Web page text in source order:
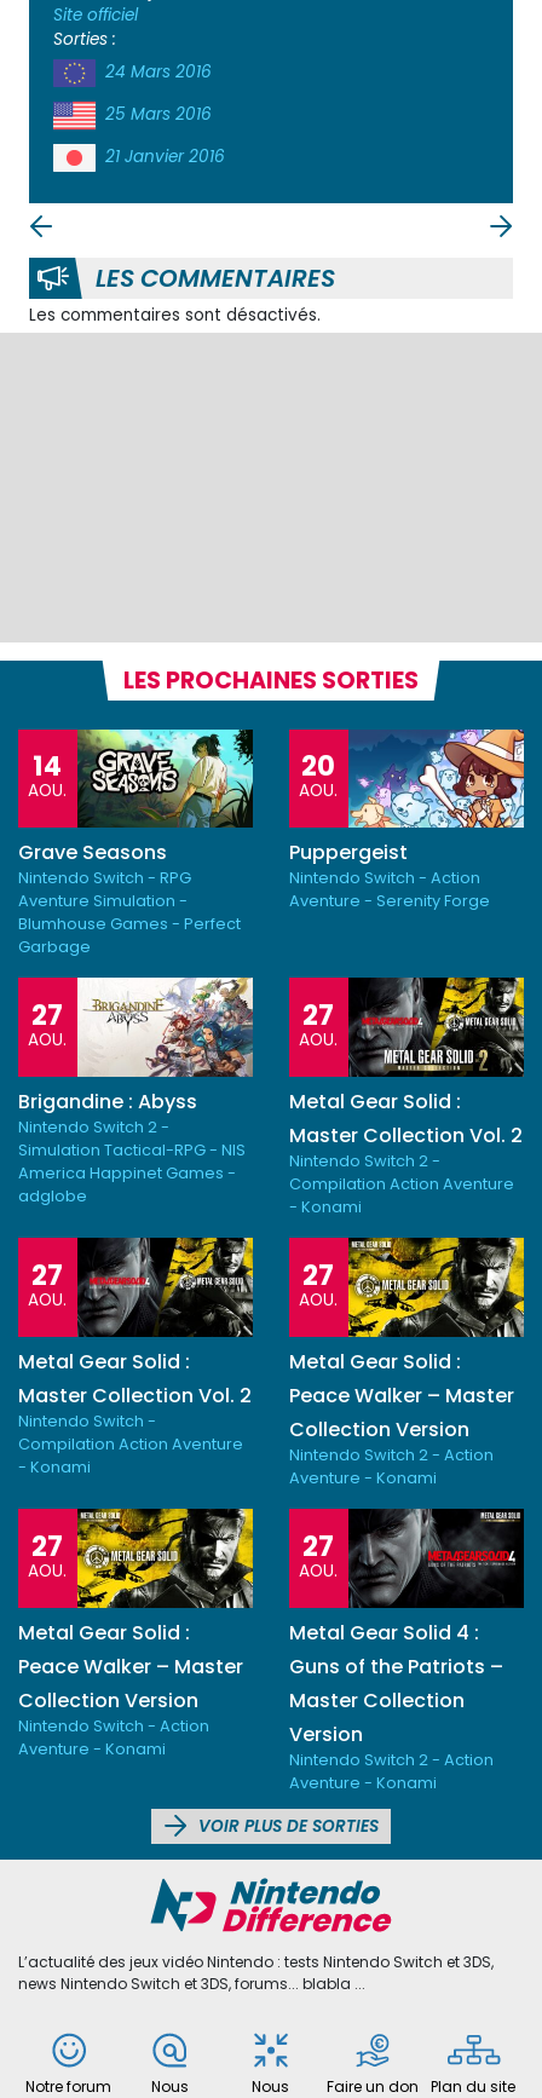
Site officiel
Sorties :
24 Mars 2016
25 Mars 2016
21 Janvier 2016
LES COMMENTAIRES
Les commentaires sont désactivés.
LES PROCHAINES SORTIES
14
AOU.
Grave Seasons
Nintendo Switch - RPG
Aventure Simulation -
Blumhouse Games - Perfect
Garbage
20
AOU.
Puppergeist
Nintendo Switch - Action
Aventure - Serenity Forge
27
AOU.
Brigandine : Abyss
Nintendo Switch 2 -
Simulation Tactical-RPG - NIS
America Happinet Games -
adglobe
27
AOU.
Metal Gear Solid :
Master Collection Vol. 2
Nintendo Switch 2 -
Compilation Action Aventure
- Konami
27
AOU.
Metal Gear Solid :
Master Collection Vol. 2
Nintendo Switch -
Compilation Action Aventure
- Konami
27
AOU.
Metal Gear Solid :
Peace Walker – Master
Collection Version
Nintendo Switch 2 - Action
Aventure - Konami
27
AOU.
Metal Gear Solid :
Peace Walker – Master
Collection Version
Nintendo Switch - Action
Aventure - Konami
27
AOU.
Metal Gear Solid 4 :
Guns of the Patriots –
Master Collection
Version
Nintendo Switch 2 - Action
Aventure - Konami
VOIR PLUS DE SORTIES
L’actualité des jeux vidéo Nintendo : tests Nintendo Switch et 3DS,
news Nintendo Switch et 3DS, forums... blabla ...
Notre forum
Nous
Nous
Faire un don Plan du site